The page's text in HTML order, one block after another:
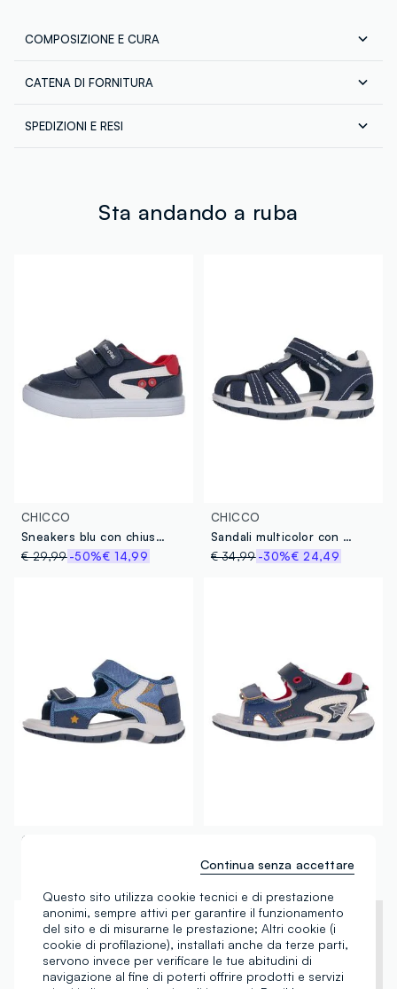
COMPOSIZIONE E CURA
Composizione:
SUOLA ESTERNA: POLIURETANO
CATENA DI FORNITURA
ARTSANA SPA
SPEDIZIONI E RESI
tuoi prodotti in negozio, il servizio è sempre gratuito.
Sta andando a ruba
CHICCO
Sneakers blu con chiusura a strappo per bambini
€ 29,99-50%€ 14,99
CHICCO
Sandali multicolor con chiusura a strappo per bambino
€ 34,99 -30%€ 24,49
CHICCO
€ 34,99-30%€ 24,49
Questo sito utilizza cookie tecnici e di prestazione
anonimi, sempre attivi per garantire il funzionamento
del sito e di misurarne le prestazione; Altri cookie (i
cookie di profilazione), installati anche da terze parti,
servono invece per verificare le tue abitudini di
navigazione al fine di poterti offrire prodotti e servizi
Continua senza accettare